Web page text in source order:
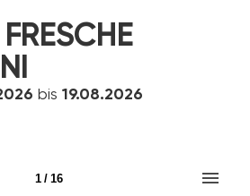
FRESCHE
bis 19.08.2026